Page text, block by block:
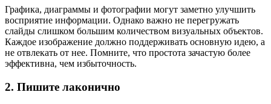
Графика, диаграммы и фотографии могут заметно улучшить
восприятие информации. Однако важно не перегружать
слайды слишком большим количеством визуальных объектов.
Каждое изображение должно поддерживать основную идею, а
не отвлекать от нее. Помните, что простота зачастую более
эффективна, чем избыточность.
2. Пишите лаконично